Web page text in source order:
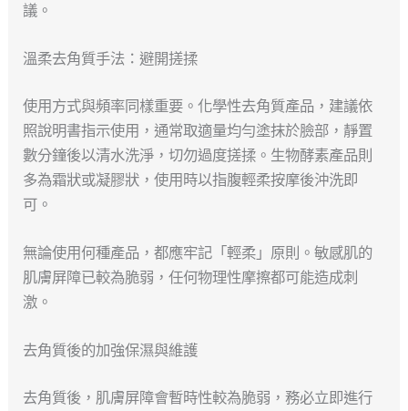
議。
溫柔去角質手法：避開搓揉
使用方式與頻率同樣重要。化學性去角質產品，建議依
照說明書指示使用，通常取適量均勻塗抹於臉部，靜置
數分鐘後以清水洗淨，切勿過度搓揉。生物酵素產品則
多為霜狀或凝膠狀，使用時以指腹輕柔按摩後沖洗即
可。
無論使用何種產品，都應牢記「輕柔」原則。敏感肌的
肌膚屏障已較為脆弱，任何物理性摩擦都可能造成刺
激。
去角質後的加強保濕與維護
去角質後，肌膚屏障會暫時性較為脆弱，務必立即進行